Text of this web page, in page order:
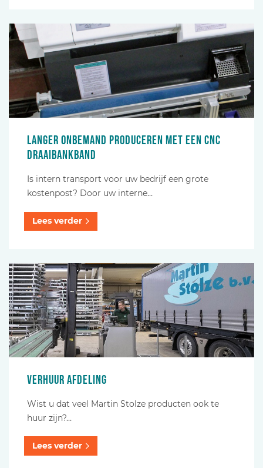
Langer onbemand produceren met een CNC
Draaibankband
Is intern transport voor uw bedrijf een grote
kostenpost? Door uw interne…
Lees verder
Verhuur afdeling
Wist u dat veel Martin Stolze producten ook te
huur zijn?…
Lees verder